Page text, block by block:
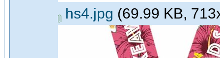
hs4.jpg (69.99 KB,